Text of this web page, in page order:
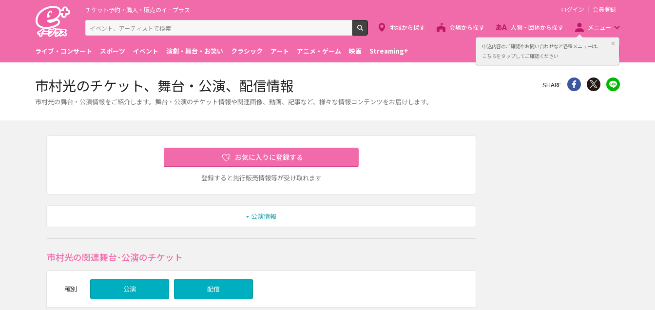
申込内容のご確認やお問い合わせなど各種メニューは、
こちらをタップしてご確認ください
閉じる
チケット予約・購入・販売のイープラス
検索
ログイン 会員登録
地域から探す 会場から探す 人物・団体から探す メニュー
ライブ・コンサート スポーツ イベント 演劇・舞台・お笑い クラシック アート アニメ・ゲーム 映画 Streaming+ 主催者向け販売サービス
市村光のチケット、舞台・公演、配信情報
市村光の舞台・公演情報をご紹介します。舞台・公演のチケット情報や関連画像、動画、記事など、様々な情報コンテンツをお届けします。
SHARE シェア Twitter
お気に入りに登録する
登録すると先行販売情報等が受け取れます
公演情報
市村光の関連舞台･公演のチケット
種別 公演 配信